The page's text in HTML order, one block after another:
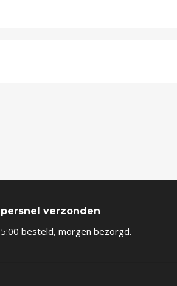
verzonden
besteld, morgen bezorgd.